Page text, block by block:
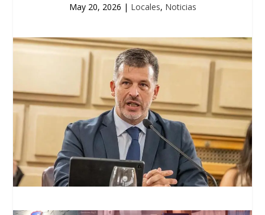
May 20, 2026 | Locales, Noticias